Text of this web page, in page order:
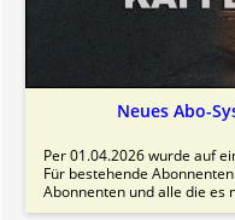
Neues Abo-
Per 01.04.2026 wurde auf
Für bestehende
Abonnenten und alle die es